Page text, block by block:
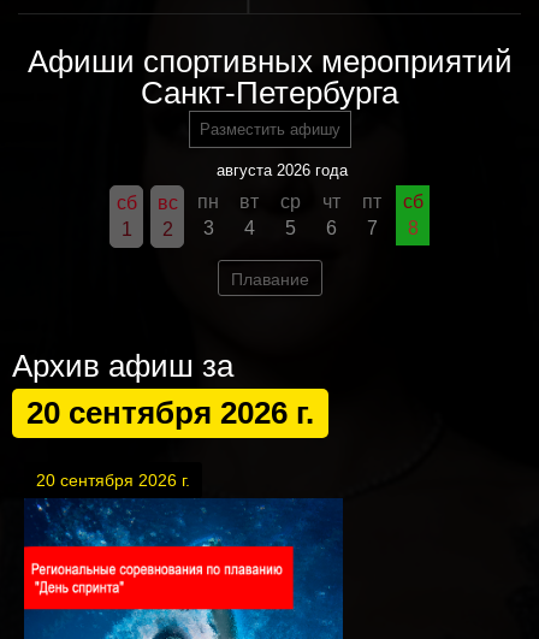
Афиши спортивных мероприятий
Санкт-Петербурга
Разместить афишу
августа 2026 года
сб
1
вс
2
пн
3
вт
4
ср
5
чт
6
пт
7
сб
8
Плавание
Архив афиш за
20 сентября 2026 г.
20 сентября 2026 г.